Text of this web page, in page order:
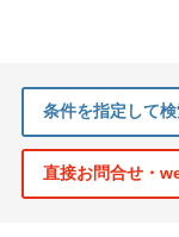
条件を指定して
直接お問合せ・